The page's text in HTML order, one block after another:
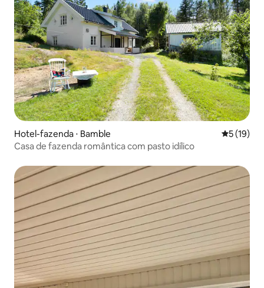
Hotel-fazenda ⋅ Bamble 5 de uma
5 (19)
Casa de fazenda romântica com pasto idílico